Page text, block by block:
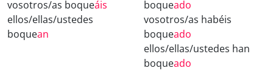
vosotros/as boqueáis
ellos/ellas/ustedes
boquean
boqueado
vosotros/as habéis
boqueado
ellos/ellas/ustedes han
boqueado